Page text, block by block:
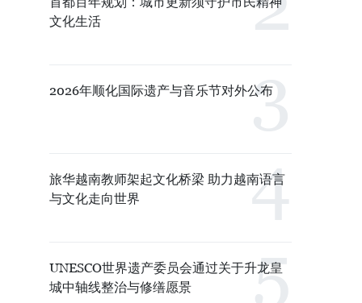
文化生活
2026年顺化国际遗产与音乐节对外公布
旅华越南教师架起文化桥梁 助力越南语言
与文化走向世界
UNESCO世界遗产委员会通过关于升龙皇
城中轴线整治与修缮愿景